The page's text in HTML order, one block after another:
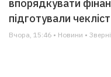
впорядкувати
підготували чекліст
Вчора, 15:46 • Новини •